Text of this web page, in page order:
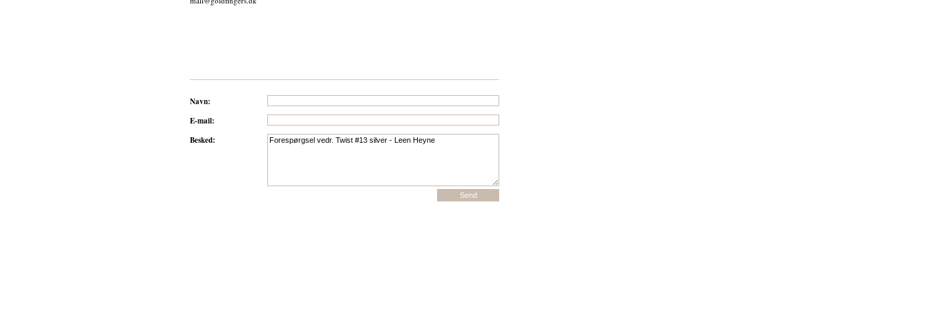
Navn:
E-mail:
Besked: